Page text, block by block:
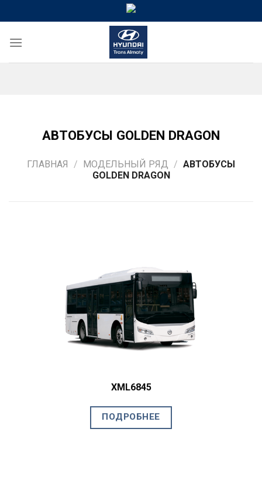
to
content
АВТОБУСЫ GOLDEN DRAGON
ГЛАВНАЯ / МОДЕЛЬНЫЙ РЯД / АВТОБУСЫ
GOLDEN DRAGON
XML6845
ПОДРОБНЕЕ